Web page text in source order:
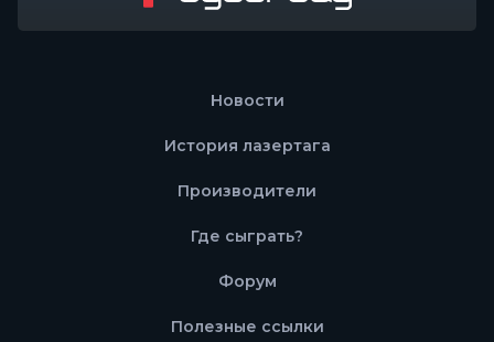
Новости
История лазертага
Производители
Где сыграть?
Форум
Полезные ссылки